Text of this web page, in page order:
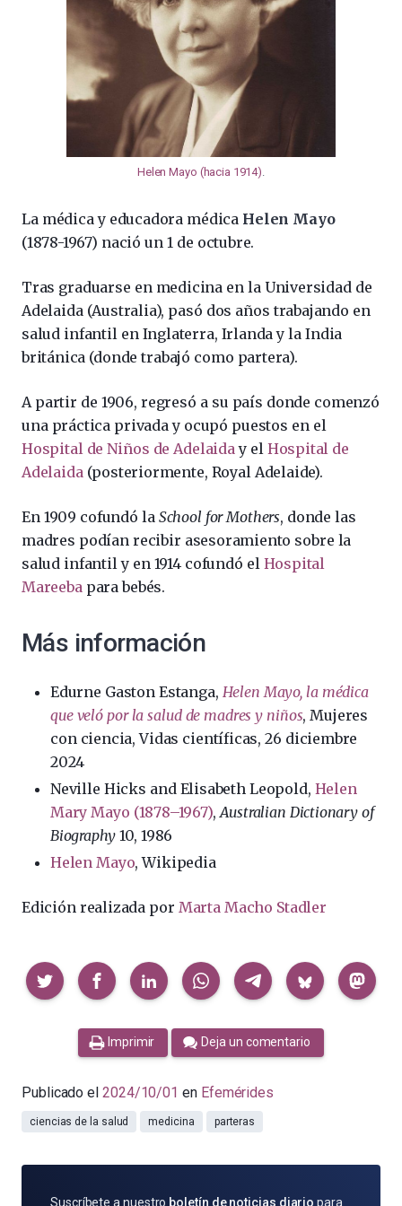
Helen Mayo (hacia 1914).
La médica y educadora médica Helen Mayo
(1878-1967) nació un 1 de octubre.
Tras graduarse en medicina en la Universidad de
Adelaida (Australia), pasó dos años trabajando en
salud infantil en Inglaterra, Irlanda y la India
británica (donde trabajó como partera).
A partir de 1906, regresó a su país donde comenzó
una práctica privada y ocupó puestos en el
Hospital de Niños de Adelaiday el Hospital de
Adelaida(posteriormente, Royal Adelaide).
En 1909 cofundó la School for Mothers, donde las
madres podían recibir asesoramiento sobre la
salud infantil y en 1914 cofundó el Hospital
Mareebapara bebés.
Más información
Edurne Gaston Estanga, Helen Mayo, la médica
que veló por la salud de madres y niños, Mujeres
con ciencia, Vidas científicas, 26 diciembre
2024
Neville Hicks and Elisabeth Leopold, Helen
Mary Mayo (1878–1967),Australian Dictionary of
Biography10, 1986
Helen Mayo, Wikipedia
Edición realizada por Marta Macho Stadler
Compartir
Imprimir Deja un comentario
Publicado el 2024/10/01 en Efemérides
ciencias de la salud medicina parteras
SUSCRÍBETE
Suscríbete a nuestro boletín de noticias diario para